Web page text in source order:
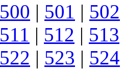
500 | 501 | 502
511 | 512 | 513
522 | 523 | 524